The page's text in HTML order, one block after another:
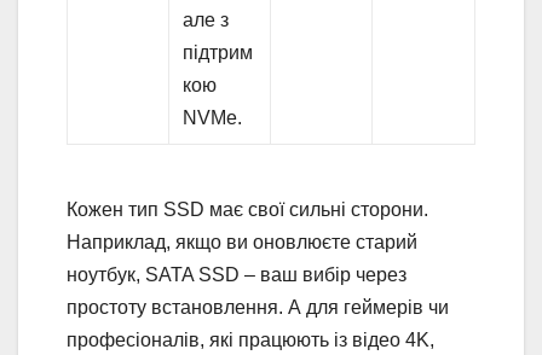
але з
підтрим
кою
NVMe.
Кожен тип SSD має свої сильні сторони.
Наприклад, якщо ви оновлюєте старий
ноутбук, SATA SSD – ваш вибір через
простоту встановлення. А для геймерів чи
професіоналів, які працюють із відео 4K,